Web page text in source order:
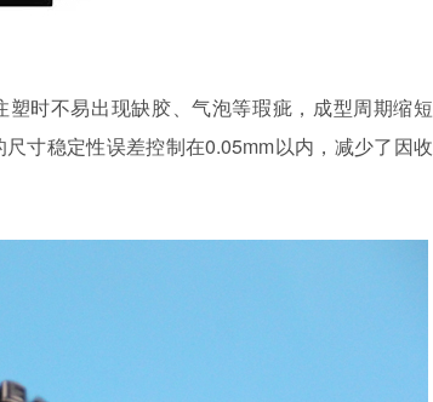
塑时不易出现缺胶、气泡等瑕疵，成型周期缩短
寸稳定性误差控制在0.05mm以内，减少了因收